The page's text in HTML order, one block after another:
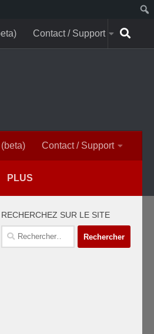
Contact / Support
Contact / Support
PLUS
RECHERCHEZ SUR LE SITE
Rechercher :